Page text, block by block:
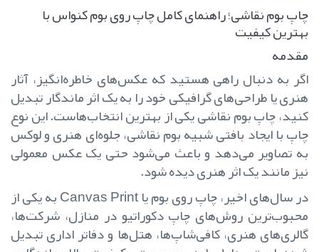
چاپ بوم نقاشی؛ راهنمای کامل چاپ روی بوم کنواس با
بهترین کیفیت
مقدمه
اگر به دنبال راهی هستید که عکس‌های خاطره‌انگیز، آثار
هنری یا طراحی‌های گرافیکی خود را به یک اثر ماندگار تبدیل
کنید، چاپ بوم نقاشی یکی از بهترین انتخاب‌هاست. این نوع
چاپ با ایجاد بافتی شبیه بوم نقاشی، جلوه‌ای هنری و لوکس
به تصاویر می‌دهد و باعث می‌شود حتی یک عکس معمولی
نیز مانند یک اثر هنری دیده شود.
در سال‌های اخیر، چاپ روی بوم یا Canvas Print به یکی از
محبوب‌ترین روش‌های چاپ دکوراتیو در منازل، شرکت‌ها،
گالری‌های هنری، کافی‌شاپ‌ها، هتل‌ها و دفاتر اداری تبدیل